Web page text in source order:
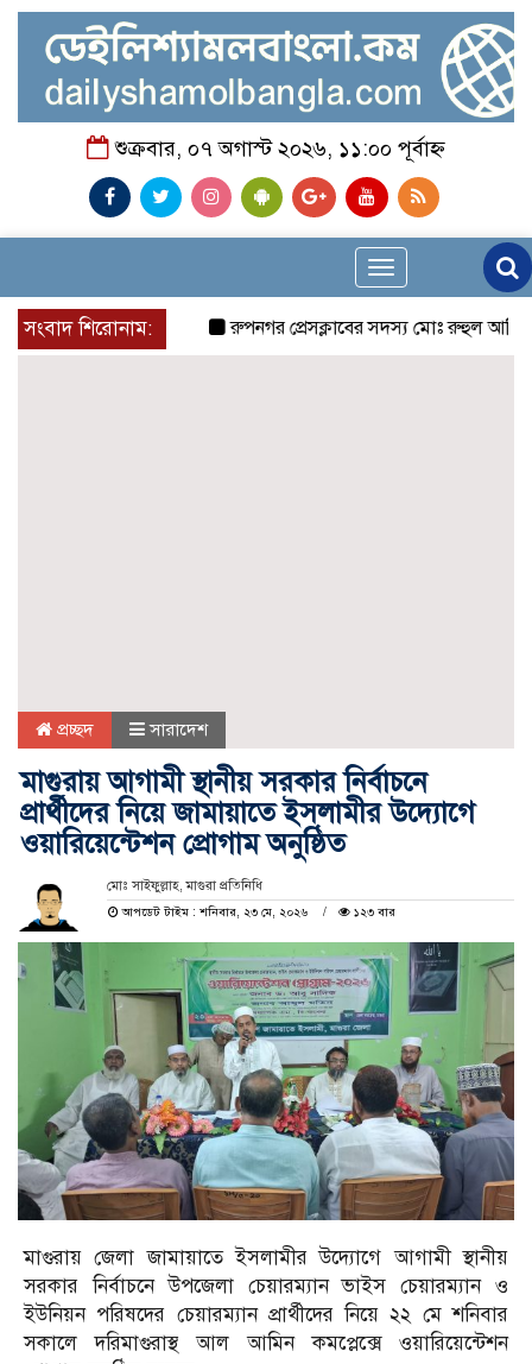
শুক্রবার, ০৭ অগাস্ট ২০২৬, ১১:০০ পূর্বাহ্ন
Toggle
navigation
সংবাদ শিরোনাম:
রুপনগর প্রেসক্লাবের সদস্য মোঃ রুহুল আমিন এর
প্রচ্ছদ সারাদেশ
মাগুরায় আগামী স্থানীয় সরকার নির্বাচনে
প্রার্থীদের নিয়ে জামায়াতে ইসলামীর উদ্যোগে
ওয়ারিয়েন্টেশন প্রোগাম অনুষ্ঠিত
মোঃ সাইফুল্লাহ, মাগুরা প্রতিনিধি
আপডেট টাইম : শনিবার, ২৩ মে, ২০২৬
১২৩ বার
মাগুরায় জেলা জামায়াতে ইসলামীর উদ্যোগে আগামী স্থানীয়
সরকার নির্বাচনে উপজেলা চেয়ারম্যান ভাইস চেয়ারম্যান ও
ইউনিয়ন পরিষদের চেয়ারম্যান প্রার্থীদের নিয়ে ২২ মে শনিবার
সকালে দরিমাগুরাস্থ আল আমিন কমপ্লেক্সে ওয়ারিয়েন্টেশন